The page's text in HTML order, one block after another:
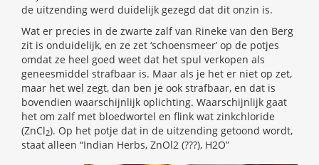
de uitzending werd duidelijk gezegd dat dit onzin is.
Wat er precies in de zwarte zalf van Rineke van den Berg
zit is onduidelijk, en ze zet ‘schoensmeer’ op de potjes
omdat ze heel goed weet dat het spul verkopen als
geneesmiddel strafbaar is. Maar als je het er niet op zet,
maar het wel zegt, dan ben je ook strafbaar, en dat is
bovendien waarschijnlijk oplichting. Waarschijnlijk gaat
het om zalf met bloedwortel en flink wat zinkchloride
(ZnCl2). Op het potje dat in de uitzending getoond wordt,
staat alleen “Indian Herbs, ZnOl2 (???), H2O”